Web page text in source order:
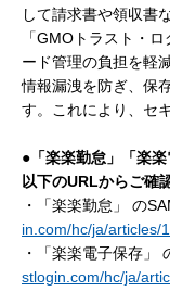
して請求書や領収書
「GMOトラスト・
ード管理の負担を軽
情報漏洩を防ぎ、保
す。これにより、セ
●「楽楽勤怠」「楽
以下のURLからご確
・「楽楽勤怠」 の
in.com/hc/ja/articles/
・「楽楽電子保存」
stlogin.com/hc/ja/